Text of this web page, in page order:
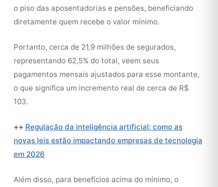
o piso das aposentadorias e pensões, beneficiando
diretamente quem recebe o valor mínimo.
Portanto, cerca de 21,9 milhões de segurados,
representando 62,5% do total, veem seus
pagamentos mensais ajustados para esse montante,
o que significa um incremento real de cerca de R$
103.
++ Regulação da inteligência artificial: como as
novas leis estão impactando empresas de tecnologia
em 2026
Além disso, para benefícios acima do mínimo, o